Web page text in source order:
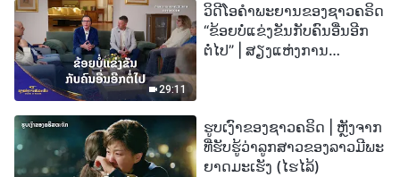
29:11
ວິດີໂອຄຳພະຍານຂອງຊາວຄຣິດ
“ຂ້ອຍບໍ່ແຂ່ງຂັນກັບຄົນອື່ນອີກ
ຕໍ່ໄປ” | ສຽງແຫ່ງການ
ຮູບເງົາຂອງຊາວຄຣິດ | ຫຼັງຈາກ
ທີ່ຮັບຮູ້ວ່າລູກສາວຂອງລາວມີພະ
ຍາດມະເຮັງ (ໄຮໄລ້)